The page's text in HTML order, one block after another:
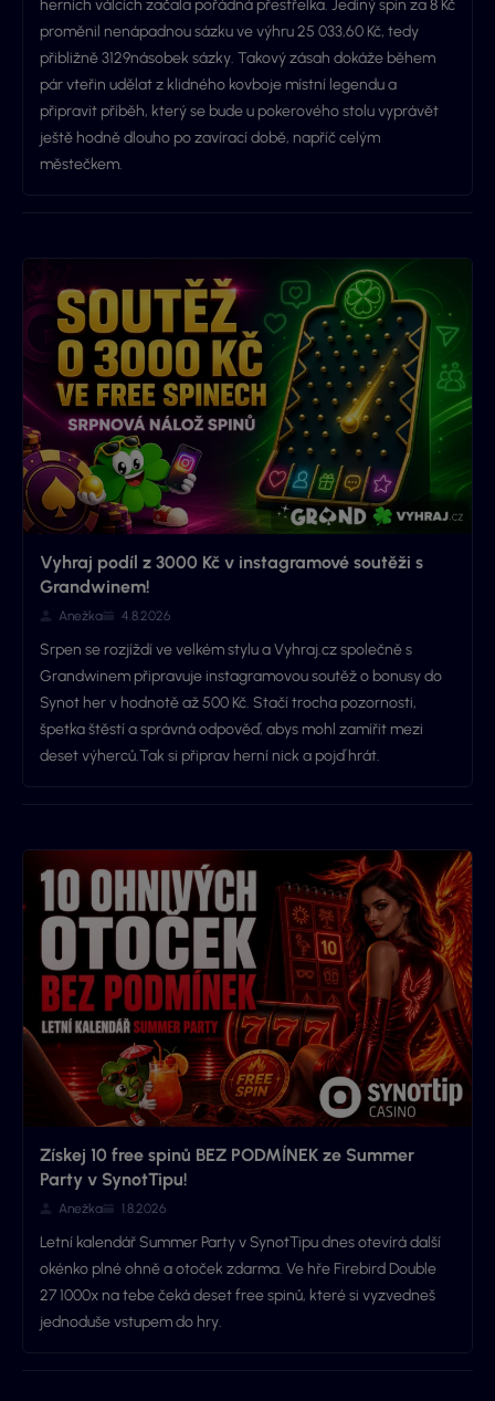
herních válcích začala pořádná přestřelka. Jediný spin za 8 Kč
proměnil nenápadnou sázku ve výhru 25 033,60 Kč, tedy
přibližně 3129násobek sázky. Takový zásah dokáže během
pár vteřin udělat z klidného kovboje místní legendu a
připravit příběh, který se bude u pokerového stolu vyprávět
ještě hodně dlouho po zavírací době, napříč celým
městečkem.
Vyhraj podíl z 3000 Kč v instagramové soutěži s
Grandwinem!
Anežka 4.8.2026
Srpen se rozjíždí ve velkém stylu a Vyhraj.cz společně s
Grandwinem připravuje instagramovou soutěž o bonusy do
Synot her v hodnotě až 500 Kč. Stačí trocha pozornosti,
špetka štěstí a správná odpověď, abys mohl zamířit mezi
deset výherců.Tak si připrav herní nick a pojď hrát.
Získej 10 free spinů BEZ PODMÍNEK ze Summer
Party v SynotTipu!
Anežka 1.8.2026
Letní kalendář Summer Party v SynotTipu dnes otevírá další
okénko plné ohně a otoček zdarma. Ve hře Firebird Double
27 1000x na tebe čeká deset free spinů, které si vyzvedneš
jednoduše vstupem do hry.